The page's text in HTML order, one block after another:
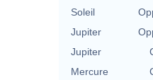
Soleil
Jupiter
Jupiter
Mercure